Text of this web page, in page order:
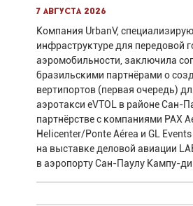
7 августа 2026
Компания UrbanV,
инфраструктуре для передовой
аэромобильности, заключила
бразильскими партнёрами о
вертипортов (первая очередь)
аэротакси eVTOL в районе Сан-
партнёрстве с компаниями PAX
Helicenter/Ponte Aérea и GL
на выставке деловой авиации
в аэропорту Сан-Паулу Кампу-